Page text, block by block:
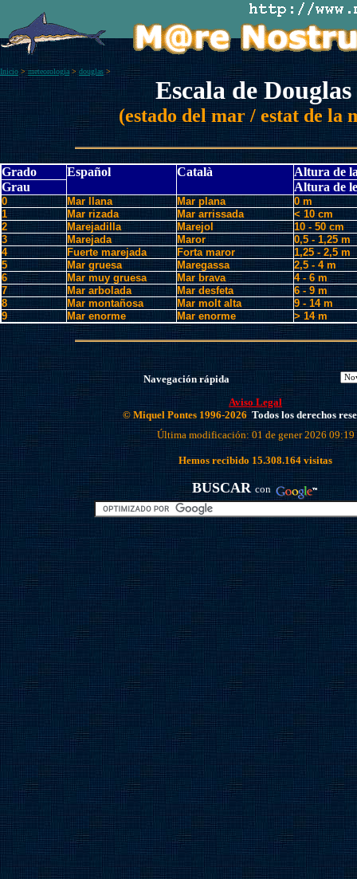
Inicio >meteorologia > douglas >
Escala de Douglas
(estado del mar / estat de la
Grado Español Català
Altura de
Grau
Altura de
0 Mar llana Mar plana
0 m
1
Mar rizada Mar arrissada
< 10 cm
2
Marejadilla Marejol
10 - 50 cm
3
Marejada Maror
0,5 - 1,25 m
4
Fuerte marejada Forta maror
1,25 - 2,5 m
5
Mar gruesa Maregassa
2,5 - 4 m
6
Mar muy gruesa Mar brava
4 - 6 m
7
Mar arbolada Mar desfeta
6 - 9 m
8
Mar montañosa Mar molt alta
9 - 14 m
9
Mar enorme Mar enorme > 14 m
Navegación rápida
Aviso Legal
© Miquel Pontes 1996-2026 Todos los derechos
Última modificación: 01 de gener 2026 09:19
Hemos recibido 15.308.164 visitas
BUSCAR con